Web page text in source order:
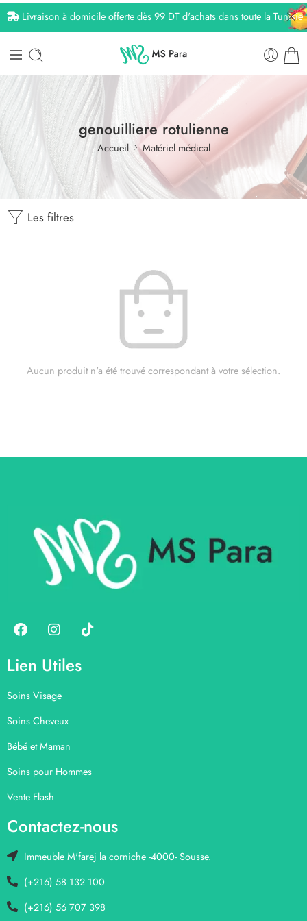
Livraison à domicile offerte dès 99 DT d'achats dans toute la Tunisie
genouilliere rotulienne
Accueil Matériel médical
Les filtres
Aucun produit n'a été trouvé correspondant à votre sélection.
Lien Utiles
Soins Visage
Soins Cheveux
Bébé et Maman
Soins pour Hommes
Vente Flash
Contactez-nous
Immeuble M'farej la corniche -4000- Sousse.
(+216) 58 132 100
(+216) 56 707 398